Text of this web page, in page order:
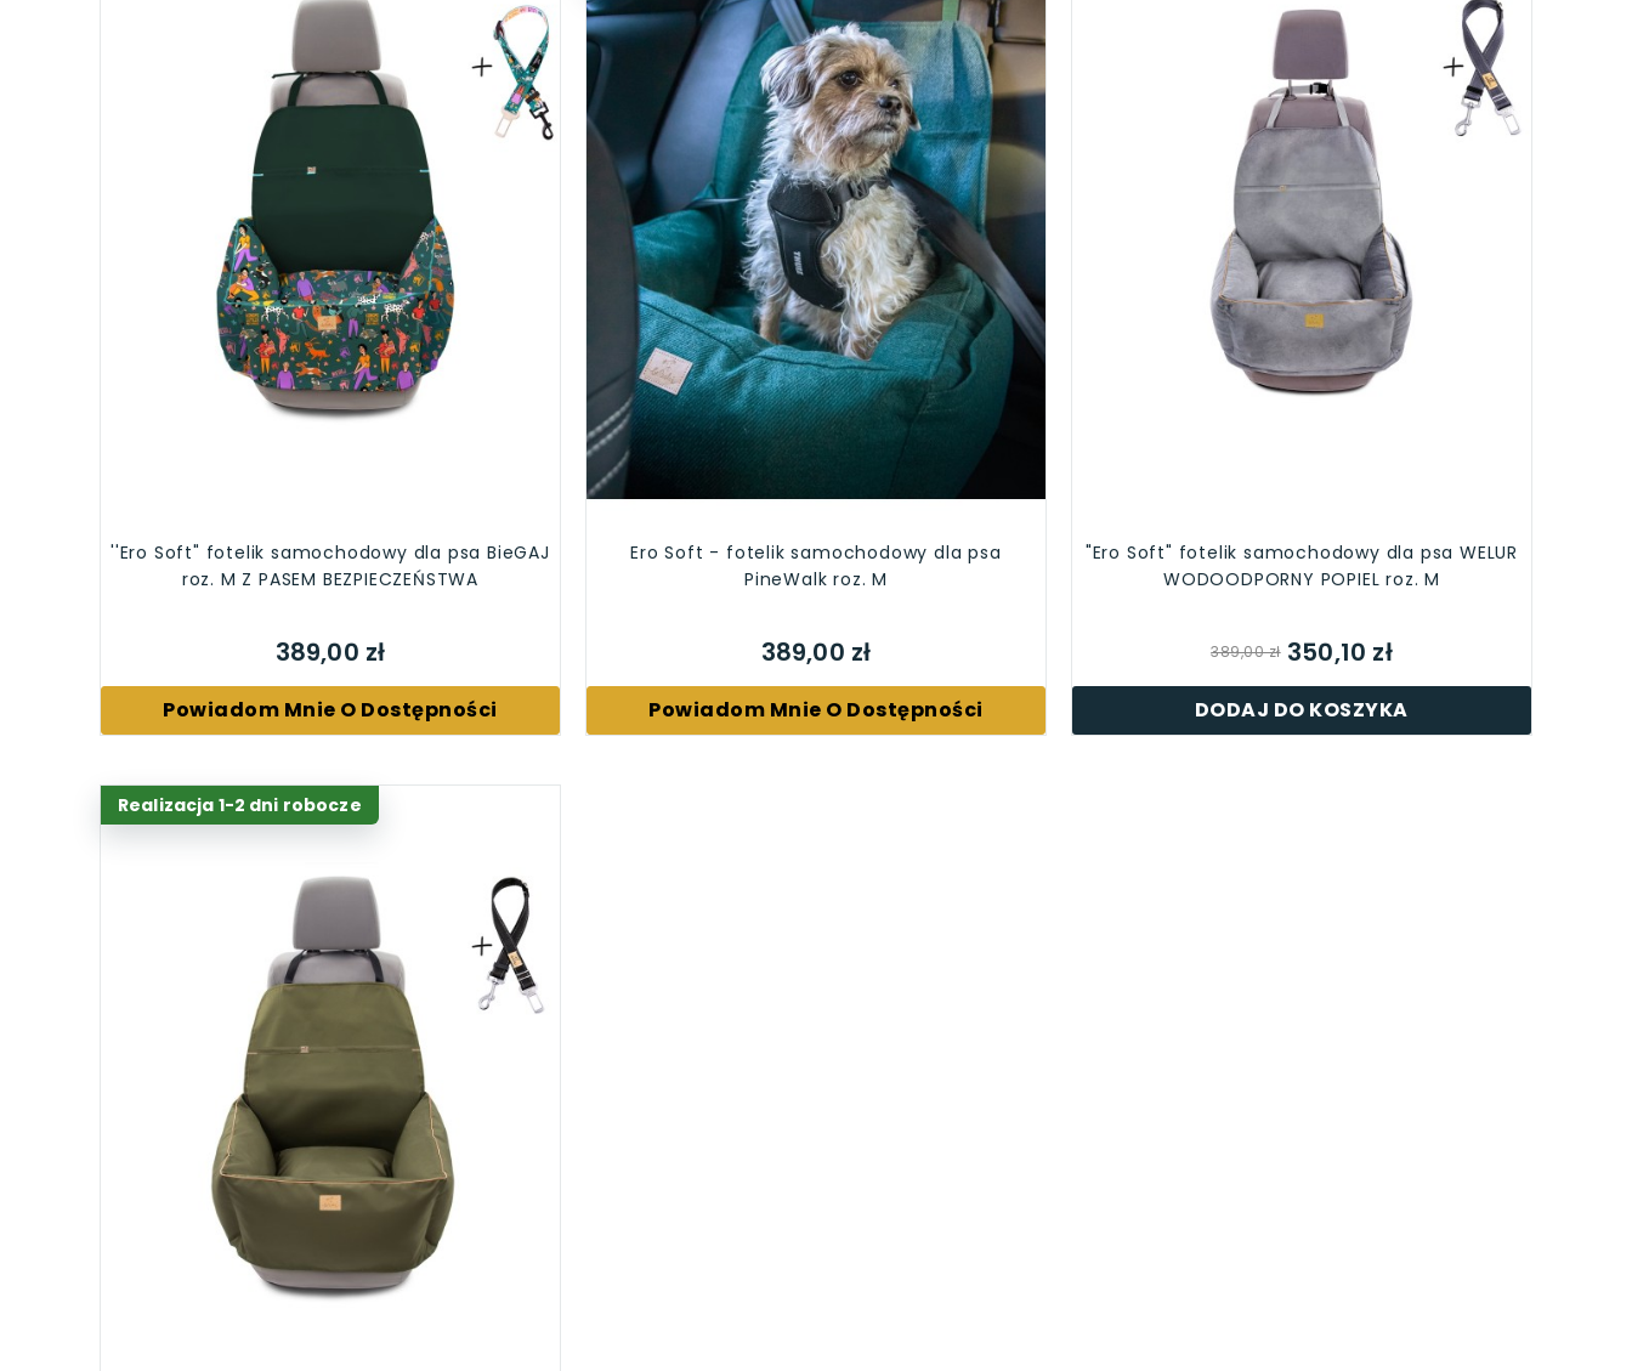
''Ero Soft" fotelik samochodowy dla psa BieGAJ
roz. M Z PASEM BEZPIECZEŃSTWA
389,00 zł
Powiadom Mnie O Dostępności
Ero Soft - fotelik samochodowy dla psa
PineWalk roz. M
389,00 zł
Powiadom Mnie O Dostępności
"Ero Soft" fotelik samochodowy dla psa WELUR
WODOODPORNY POPIEL roz. M
389,00 zł 350,10 zł
DODAJ DO KOSZYKA
Realizacja 1-2 dni robocze